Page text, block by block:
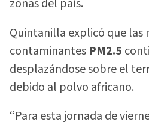
zonas del país.
Quintanilla explicó que
contaminantes PM2.5
desplazándose sobre el
debido al polvo africano.
“Para esta jornada de